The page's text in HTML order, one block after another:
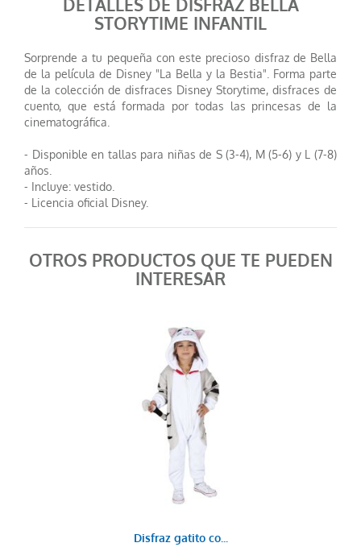
DETALLES DE DISFRAZ BELLA
STORYTIME INFANTIL
Sorprende a tu pequeña con este precioso disfraz de Bella
de la película de Disney "La Bella y la Bestia". Forma parte
de la colección de disfraces Disney Storytime, disfraces de
cuento, que está formada por todas las princesas de la
cinematográfica.
- Disponible en tallas para niñas de S (3-4), M (5-6) y L (7-8)
años.
- Incluye: vestido.
- Licencia oficial Disney.
OTROS PRODUCTOS QUE TE PUEDEN
INTERESAR
Disfraz gatito co...